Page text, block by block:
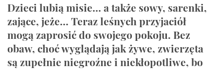
Dzieci lubią misie... a także sowy, sarenki,
zające, jeże... Teraz leśnych przyjaciół
mogą zaprosić do swojego pokoju. Bez
obaw, choć wyglądają jak żywe, zwierzęta
są zupełnie niegroźne i niekłopotliwe, bo